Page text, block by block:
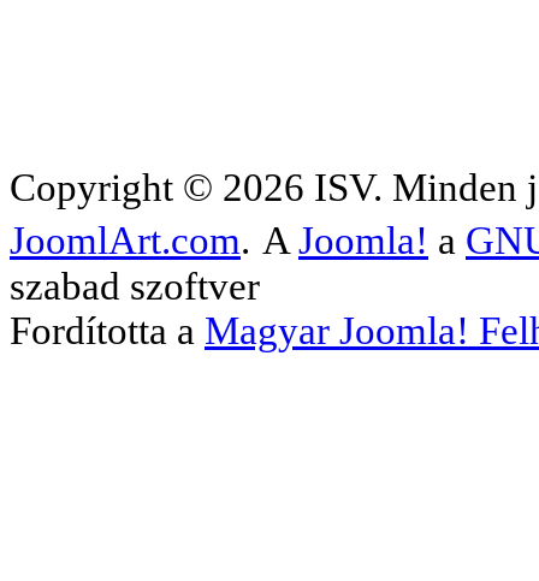
Copyright © 2026 ISV. Minden
JoomlArt.com. A Joomla! a
szabad szoftver
Fordította a Magyar Joomla!